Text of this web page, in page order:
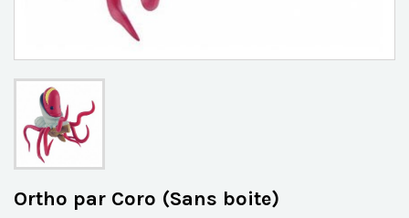
Ortho par Coro (Sans boite)